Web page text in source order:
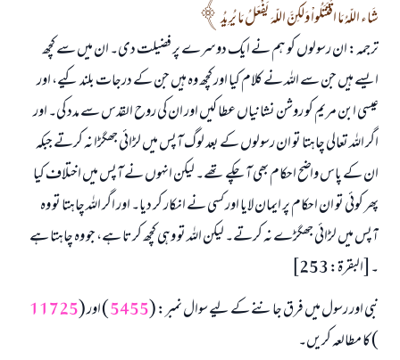
شَاء اللّهُ مَا اقْتَتَلُواْ وَلَـكِنَّ اللّهَ يَفْعَلُ مَا يُرِيدُ
ترجمہ: ان رسولوں کو ہم نے ایک دوسرے پر فضیلت دی۔ ان میں سے کچھ
ایسے ہیں جن سے اللہ نے کلام کیا اور کچھ وہ ہیں جن کے درجات بلند کیے، اور
عیسی ابن مریم کو روشن نشانیاں عطا کیں اور ان کی روح القدس سے مدد کی۔ اور
اگر اللہ تعالی چاہتا تو ان رسولوں کے بعد لوگ آپس میں لڑائی جھگڑا نہ کرتے جبکہ
ان کے پاس واضح احکام بھی آ چکے تھے۔ لیکن انہوں نے آپس میں اختلاف کیا
پھر کوئی تو ان احکام پر ایمان لایا اور کسی نے انکار کر دیا۔ اور اگر اللہ چاہتا تو وہ
آپس میں لڑائی جھگڑے نہ کرتے۔ لیکن اللہ تو وہی کچھ کرتا ہے، جو وہ چاہتا ہے
۔[البقرۃ: 253]
نبی اور رسول میں فرق جاننے کے لیے سوال نمبر: (5455) اور (11725
) کا مطالعہ کریں۔